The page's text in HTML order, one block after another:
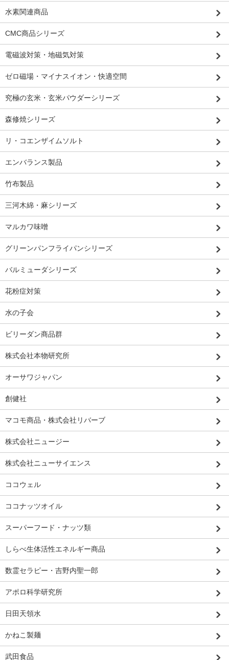
水素関連商品
CMC商品シリーズ
電磁波対策・地磁気対策
ゼロ磁場・マイナスイオン・快適空間
究極の玄米・玄米パウダーシリーズ
森修焼シリーズ
リ・コエンザイムソルト
エンバランス製品
竹布製品
三河木綿・麻シリーズ
マルカワ味噌
グリーンパンフライパンシリーズ
バルミューダシリーズ
花粉症対策
水の子会
ビリーダン商品群
株式会社本物研究所
オーサワジャパン
創健社
マコモ商品・株式会社リバーブ
株式会社ニュージー
株式会社ニューサイエンス
ココウェル
ココナッツオイル
スーパーフード・ナッツ類
しらべ生体活性エネルギー商品
数霊セラピー・吉野内聖一郎
アポロ科学研究所
日田天領水
かねこ製麺
武田食品